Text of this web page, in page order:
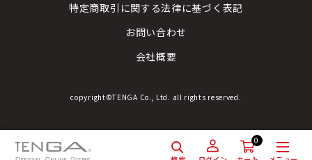
0
特定商取引に関する法律に基づく表記
お問い合わせ
会社概要
copyright©TENGA Co., Ltd. all rights reserved.